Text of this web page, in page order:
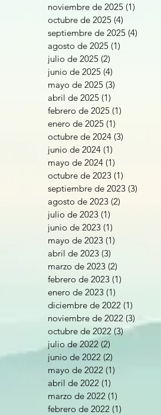
noviembre de 2025 (1)
octubre de 2025 (4)
septiembre de 2025 (4)
agosto de 2025 (1)
julio de 2025 (2)
junio de 2025 (4)
mayo de 2025 (3)
abril de 2025 (1)
febrero de 2025 (1)
enero de 2025 (1)
octubre de 2024 (3)
junio de 2024 (1)
mayo de 2024 (1)
octubre de 2023 (1)
septiembre de 2023 (3)
agosto de 2023 (2)
julio de 2023 (1)
junio de 2023 (1)
mayo de 2023 (1)
abril de 2023 (3)
marzo de 2023 (2)
febrero de 2023 (1)
enero de 2023 (1)
diciembre de 2022 (1)
noviembre de 2022 (3)
octubre de 2022 (3)3 entradas
julio de 2022 (2)
junio de 2022 (2)
mayo de 2022 (1)
abril de 2022 (1)
marzo de 2022 (1)
febrero de 2022 (1)